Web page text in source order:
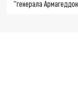
"генерала